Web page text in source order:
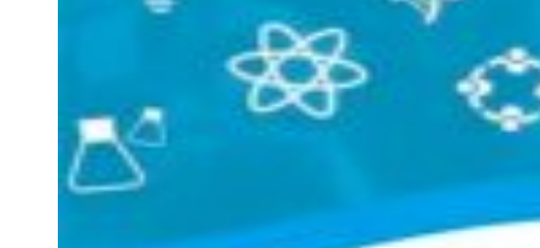
PROTAGONISTAS
EL NUEVE STREAMS
EN VIVO